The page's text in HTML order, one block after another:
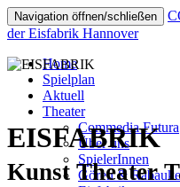
Navigation öffnen/schließen
der Eisfabrik Hannover
Home
Spielplan
Aktuell
Theater
Commedia Futura
Über uns
SpielerInnen
Gören &
EISFABRIK
Kunst Theater